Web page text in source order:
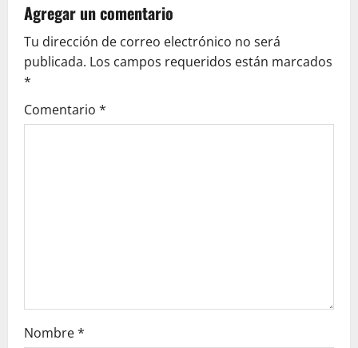
v
i
g
a
Agregar un comentario
Tu dirección de correo electrónico no será
publicada. Los campos requeridos están marcados
*
Comentario *
Nombre*